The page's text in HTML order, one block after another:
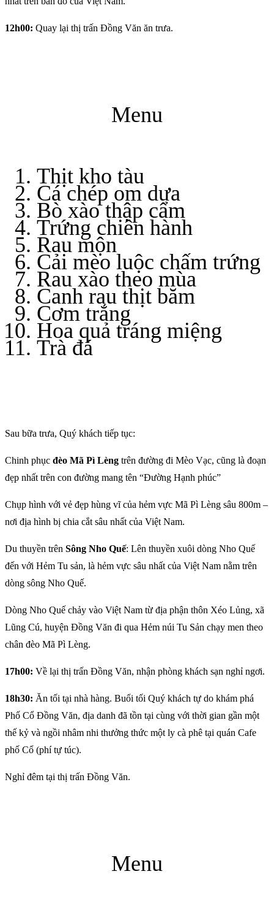
12h00: Quay lại thị trấn Đồng Văn ăn trưa.
Menu
Thịt kho tàu
Cá chép om dưa
Bò xào thập cẩm
Trứng chiên hành
Rau mộn
Cải mèo luộc chấm trứng
Rau xào theo mùa
Canh rau thịt băm
Cơm trắng
Hoa quả tráng miệng
Trà đá
Sau bữa trưa, Quý khách tiếp tục:
Chinh phục đèo Mã Pì Lèng trên đường đi Mèo Vạc, cũng là đoạn
đẹp nhất trên con đường mang tên “Đường Hạnh phúc”
Chụp hình với vẻ đẹp hùng vĩ của hẻm vực Mã Pì Lèng sâu 800m –
nơi địa hình bị chia cắt sâu nhất của Việt Nam.
Du thuyền trên Sông Nho Quế: Lên thuyền xuôi dòng Nho Quế
đến với Hẻm Tu sản, là hẻm vực sâu nhất của Việt Nam nằm trên
dòng sông Nho Quế.
Dòng Nho Quế chảy vào Việt Nam từ địa phận thôn Xéo Lủng, xã
Lũng Cú, huyện Đồng Văn đi qua Hẻm núi Tu Sản chạy men theo
chân đèo Mã Pì Lèng.
17h00: Về lại thị trấn Đồng Văn, nhận phòng khách sạn nghỉ ngơi.
18h30: Ăn tối tại nhà hàng. Buổi tối Quý khách tự do khám phá
Phố Cổ Đồng Văn, địa danh đã tồn tại cùng với thời gian gần một
thế kỷ và ngồi nhâm nhi thưởng thức một ly cà phê tại quán Cafe
phố Cổ (phí tự túc).
Nghỉ đêm tại thị trấn Đồng Văn.
Menu